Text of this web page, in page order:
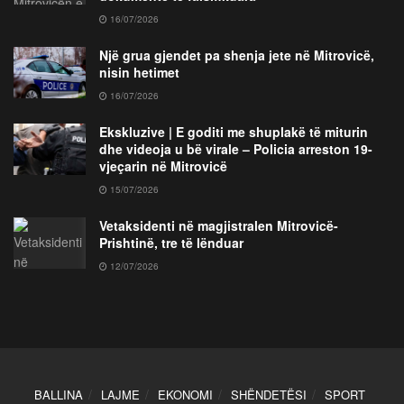
16/07/2026
Një grua gjendet pa shenja jete në Mitrovicë,
nisin hetimet
16/07/2026
Ekskluzive | E goditi me shuplakë të miturin
dhe videoja u bë virale – Policia arreston 19-
vjeçarin në Mitrovicë
15/07/2026
Vetaksidenti në magjistralen Mitrovicë-
Prishtinë, tre të lënduar
12/07/2026
BALLINA LAJME EKONOMI SHËNDETËSI SPORT